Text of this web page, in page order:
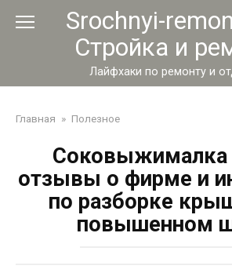
Srochnyi-
Стройка и
Лайфхаки по ремонту и
Главная » Полезное
Соковыжималка
отзывы о фирме и
по разборке
повышенном